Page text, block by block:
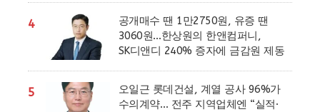
4
공개매수 땐 1만2750원, 유증 땐
3060원…한상원의 한앤컴퍼니,
SK디앤디 240% 증자에 금감원 제동
5
오일근 롯데건설, 계열 공사 96%가
수의계약… 전주 지역업체엔 “실적·